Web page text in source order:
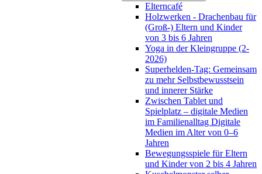
Elterncafé
Holzwerken - Drachenbau für
(Groß-) Eltern und Kinder
von 3 bis 6 Jahren
Yoga in der Kleingruppe (2-
2026)
Superhelden-Tag: Gemeinsam
zu mehr Selbstbewusstsein
und innerer Stärke
Zwischen Tablet und
Spielplatz – digitale Medien
im Familienalltag Digitale
Medien im Alter von 0–6
Jahren
Bewegungsspiele für Eltern
und Kinder von 2 bis 4 Jahren